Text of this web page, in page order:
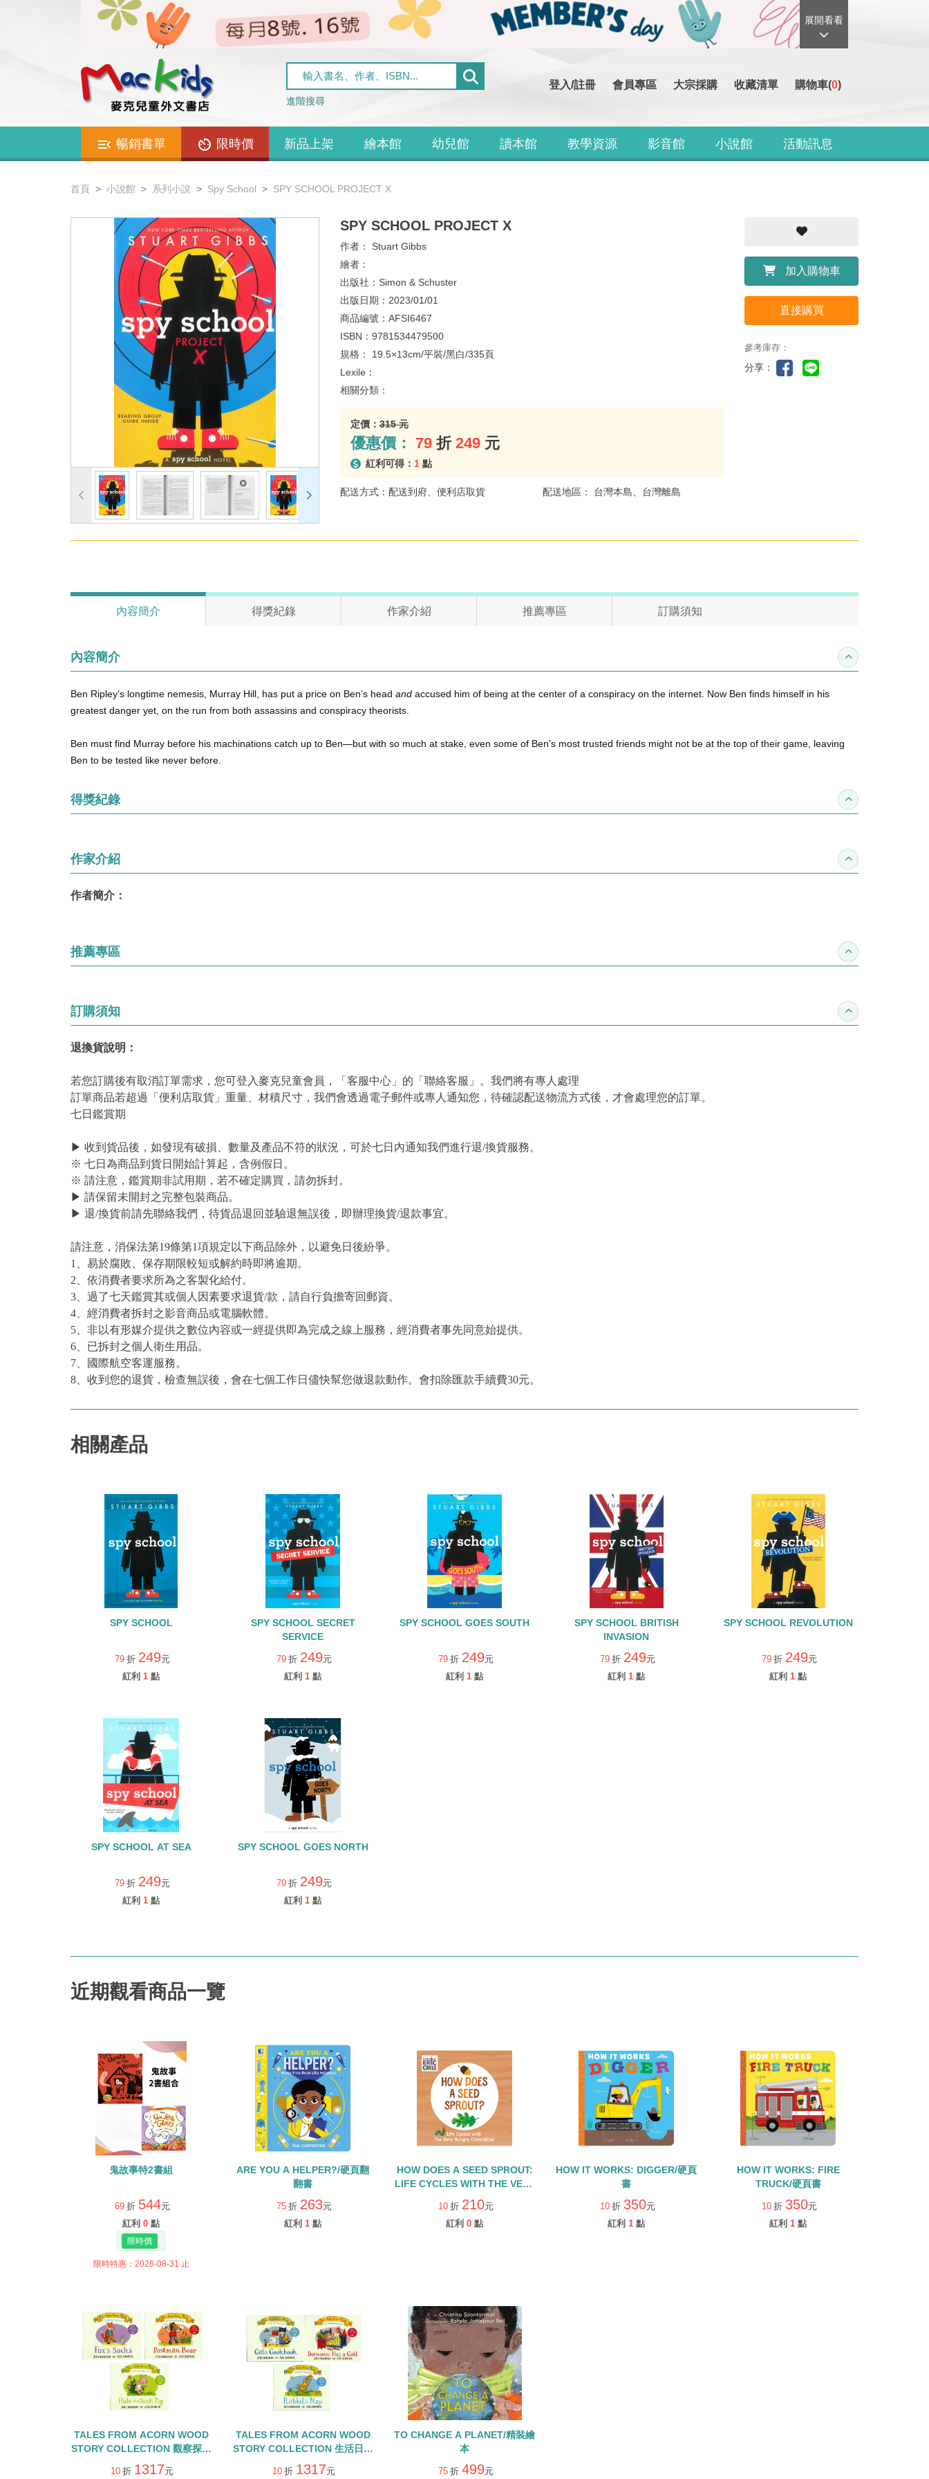
展開看看
進階搜尋
登入/註冊 會員專區 大宗採購 收藏清單 購物車(0)
暢銷書單 限時價 新品上架 繪本館 幼兒館 讀本館 教學資源 影音館 小說館 活動訊息
首頁 小說館 系列小說 Spy School SPY SCHOOL PROJECT X
SPY SCHOOL PROJECT X
作者： Stuart Gibbs
繪者：
出版社： Simon & Schuster
出版日期： 2023/01/01
商品編號： AFSI6467
ISBN： 9781534479500
規格： 19.5×13cm/平裝/黑白/335頁
Lexile：
相關分類：
定價： 315 元
優惠價： 79 折 249 元
紅利可得： 1 點
配送方式：配送到府、便利店取貨 配送地區： 台灣本島、台灣離島
加入購物車
直接購買
參考庫存：
分享：
內容簡介 得獎紀錄 作家介紹 推薦專區 訂購須知
內容簡介 收合內容簡介
Ben Ripley’s longtime nemesis, Murray Hill, has put a price on Ben’s head and accused him of being at the center of a conspiracy on the internet. Now Ben finds himself in his
greatest danger yet, on the run from both assassins and conspiracy theorists.
Ben must find Murray before his machinations catch up to Ben—but with so much at stake, even some of Ben’s most trusted friends might not be at the top of their game, leaving
Ben to be tested like never before.
得獎紀錄 收合得獎紀錄
作家介紹 收合作家介紹
作者簡介：
推薦專區 收合推薦專區
訂購須知 收合訂購須知
退換貨說明：
若您訂購後有取消訂單需求，您可登入麥克兒童會員，「客服中心」的「聯絡客服」。我們將有專人處理
訂單商品若超過「便利店取貨」重量、材積尺寸，我們會透過電子郵件或專人通知您，待確認配送物流方式後，才會處理您的訂單。
七日鑑賞期
▶ 收到貨品後，如發現有破損、數量及產品不符的狀況，可於七日內通知我們進行退/換貨服務。
※ 七日為商品到貨日開始計算起，含例假日。
※ 請注意，鑑賞期非試用期，若不確定購買，請勿拆封。
▶ 請保留未開封之完整包裝商品。
▶ 退/換貨前請先聯絡我們，待貨品退回並驗退無誤後，即辦理換貨/退款事宜。
請注意，消保法第19條第1項規定以下商品除外，以避免日後紛爭。
1、易於腐敗、保存期限較短或解約時即將逾期。
2、依消費者要求所為之客製化給付。
3、過了七天鑑賞其或個人因素要求退貨/款，請自行負擔寄回郵資。
4、經消費者拆封之影音商品或電腦軟體。
5、非以有形媒介提供之數位內容或一經提供即為完成之線上服務，經消費者事先同意始提供。
6、已拆封之個人衛生用品。
7、國際航空客運服務。
8、收到您的退貨，檢查無誤後，會在七個工作日儘快幫您做退款動作。會扣除匯款手續費30元。
相關產品
SPY SCHOOL
79 折 249元
紅利 1 點
SPY SCHOOL SECRET
SERVICE
79 折 249元
紅利 1 點
SPY SCHOOL GOES SOUTH
79 折 249元
紅利 1 點
SPY SCHOOL BRITISH
INVASION
79 折 249元
紅利 1 點
SPY SCHOOL REVOLUTION
79 折 249元
紅利 1 點
SPY SCHOOL AT SEA
79 折 249元
紅利 1 點
SPY SCHOOL GOES NORTH
79 折 249元
紅利 1 點
近期觀看商品一覽
鬼故事特2書組
69 折 544元
紅利 0 點
限時特惠：2026-08-31 止
ARE YOU A HELPER?/硬頁翻
翻書
75 折 263元
紅利 1 點
HOW DOES A SEED SPROUT:
LIFE CYCLES WITH THE VERY
HUNGRY CATERPILLAR/硬頁
書
10 折 210元
紅利 0 點
HOW IT WORKS: DIGGER/硬頁
書
10 折 350元
紅利 1 點
HOW IT WORKS: FIRE
TRUCK/硬頁書
10 折 350元
紅利 1 點
TALES FROM ACORN WOOD
STORY COLLECTION 觀察探索
組/硬頁翻翻書+QR CODE
10 折 1317元
TALES FROM ACORN WOOD
STORY COLLECTION 生活日常
組/硬頁翻翻書+QR CODE
10 折 1317元
TO CHANGE A PLANET/精裝繪
本
75 折 499元